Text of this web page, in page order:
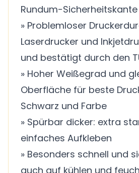
Rundum-Sicherheitskante
» Problemloser
Laserdrucker und
und bestätigt durch den
» Hoher Weißegrad und
Oberfläche für beste
Schwarz und Farbe
» Spürbar dicker: extra
einfaches Aufkleben
» Besonders schnell und
auch auf kühlen und